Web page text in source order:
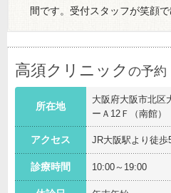
間です。受付スタッフが笑顔で
高須クリニック の予約
所在地
大阪府大阪市北区
ーＡ12Ｆ（南館）
アクセス JR大阪駅より徒歩
診療時間 10:00～19:00